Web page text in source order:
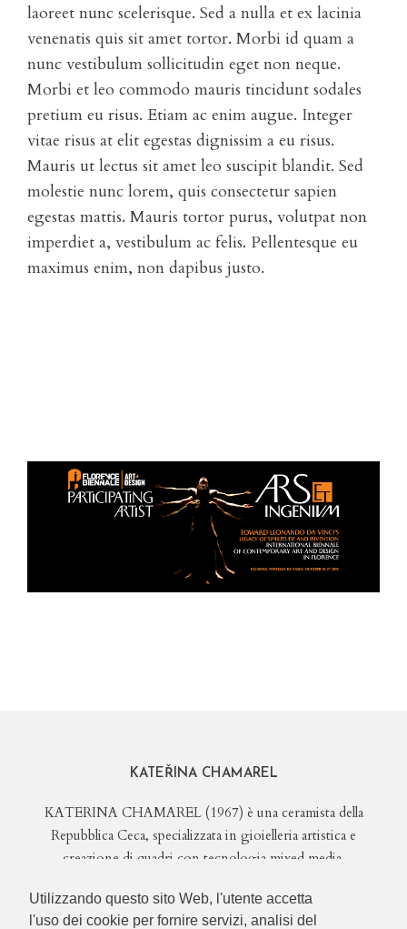
Utilizzando questo sito Web, l'utente accetta
l'uso dei cookie per fornire servizi, analisi del
laoreet nunc scelerisque. Sed a nulla et ex lacinia
venenatis quis sit amet tortor. Morbi id quam a
nunc vestibulum sollicitudin eget non neque.
Morbi et leo commodo mauris tincidunt sodales
pretium eu risus. Etiam ac enim augue. Integer
vitae risus at elit egestas dignissim a eu risus.
Mauris ut lectus sit amet leo suscipit blandit. Sed
molestie nunc lorem, quis consectetur sapien
egestas mattis. Mauris tortor purus, volutpat non
imperdiet a, vestibulum ac felis. Pellentesque eu
maximus enim, non dapibus justo.
KATEŘINA CHAMAREL
KATERINA CHAMAREL (1967) è una ceramista della
Repubblica Ceca, specializzata in gioielleria artistica e
creazione di quadri con tecnologia mixed media.